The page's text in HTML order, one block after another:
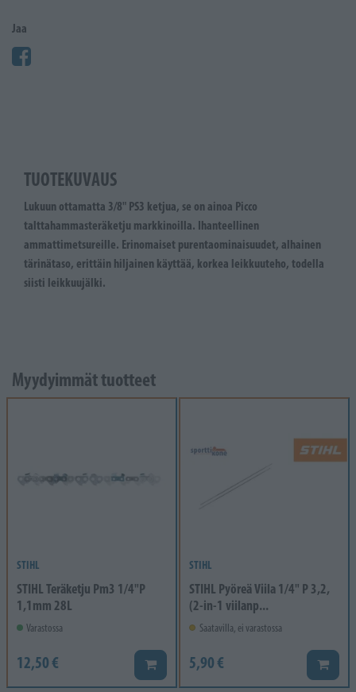
Jaa
TUOTEKUVAUS
Lukuun ottamatta 3/8" PS3 ketjua, se on ainoa Picco
talttahammasteräketju markkinoilla. Ihanteellinen
ammattimetsureille. Erinomaiset purentaominaisuudet, alhainen
tärinätaso, erittäin hiljainen käyttää, korkea leikkuuteho, todella
siisti leikkuujälki.
Myydyimmät tuotteet
STIHL
STIHL Teräketju Pm3 1/4"P
1,1mm 28L
Varastossa
12,50 € Lisää koriin
STIHL
STIHL Pyöreä Viila 1/4" P 3,2,
(2-in-1 viilanp...
Saatavilla, ei varastossa
5,90 € Lisää